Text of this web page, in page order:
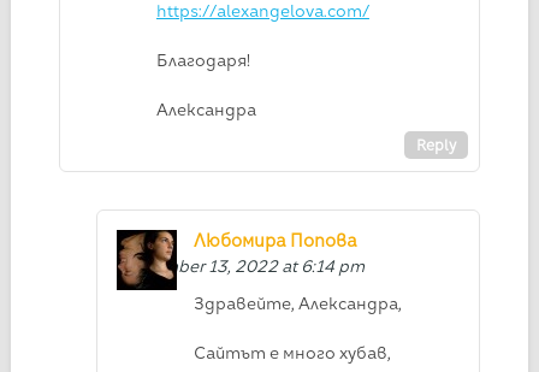
https://alexangelova.com/
Благодаря!
Александра
Reply
Любомира Попова
September 13, 2022 at 6:14 pm
Здравейте, Александра,
Сайтът е много хубав,